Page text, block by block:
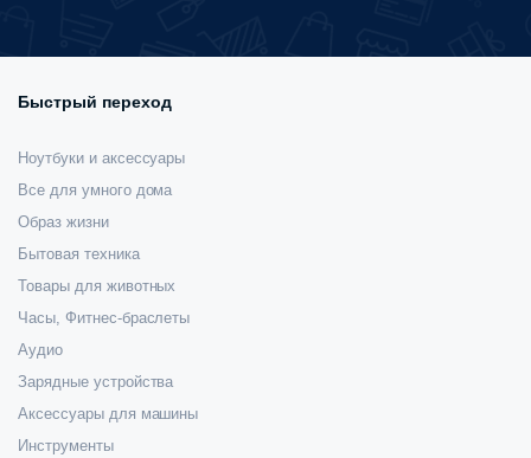
Быстрый переход
Ноутбуки и аксессуары
Все для умного дома
Образ жизни
Бытовая техника
Товары для животных
Часы, Фитнес-браслеты
Аудио
Зарядные устройства
Аксессуары для машины
Инструменты